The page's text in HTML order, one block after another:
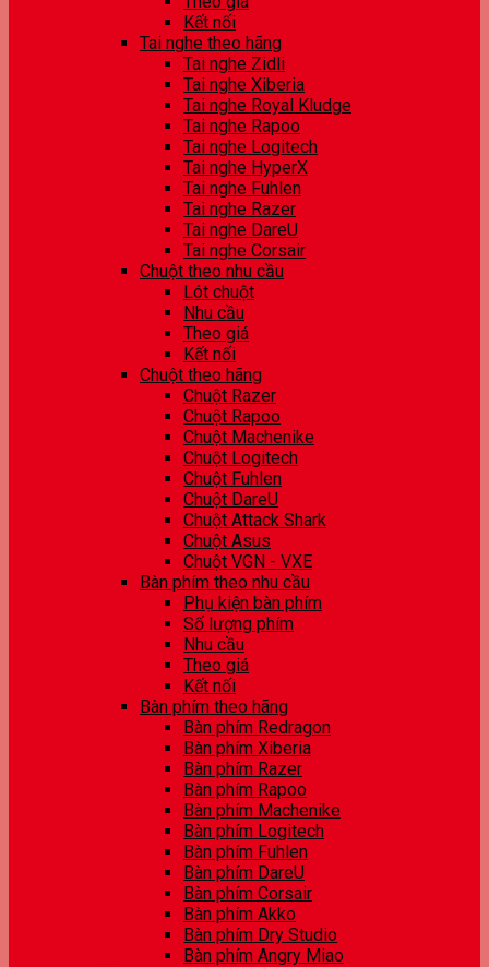
Kết nối
Tai nghe theo hãng
Tai nghe Zidli
Tai nghe Xiberia
Tai nghe Royal Kludge
Tai nghe Rapoo
Tai nghe Logitech
Tai nghe HyperX
Tai nghe Fuhlen
Tai nghe Razer
Tai nghe DareU
Tai nghe Corsair
Chuột theo nhu cầu
Lót chuột
Nhu cầu
Theo giá
Kết nối
Chuột theo hãng
Chuột Razer
Chuột Rapoo
Chuột Machenike
Chuột Logitech
Chuột Fuhlen
Chuột DareU
Chuột Attack Shark
Chuột Asus
Chuột VGN - VXE
Bàn phím theo nhu cầu
Phụ kiện bàn phím
Số lượng phím
Nhu cầu
Theo giá
Kết nối
Bàn phím theo hãng
Bàn phím Redragon
Bàn phím Xiberia
Bàn phím Razer
Bàn phím Rapoo
Bàn phím Machenike
Bàn phím Logitech
Bàn phím Fuhlen
Bàn phím DareU
Bàn phím Corsair
Bàn phím Akko
Bàn phím Dry Studio
Bàn phím Angry Miao